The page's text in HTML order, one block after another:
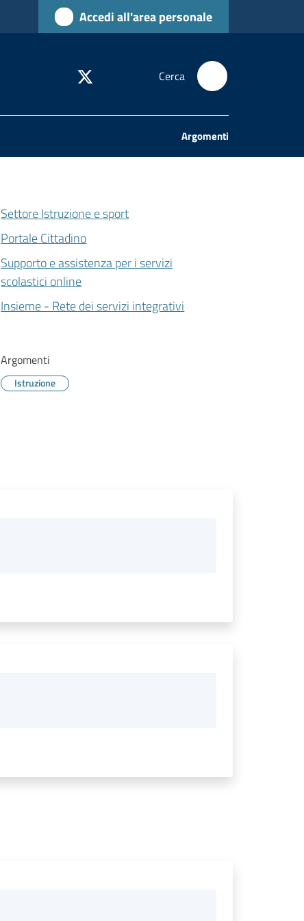
Accedi all'area personale
Cerca
Argomenti
Settore Istruzione e sport
Portale Cittadino
Supporto e assistenza per i servizi
scolastici online
Insieme - Rete dei servizi integrativi
Argomenti
Istruzione